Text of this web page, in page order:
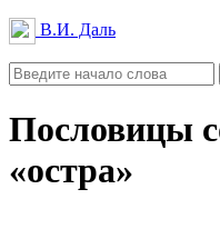
В.И. Даль
Пословицы
«остра»